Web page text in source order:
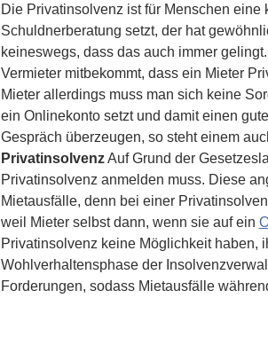
Die Privatinsolvenz ist für Menschen
Schuldnerberatung setzt, der hat
keineswegs, dass das auch immer
Vermieter mitbekommt, dass ein Mieter
Mieter allerdings muss man sich keine
ein Onlinekonto setzt und damit einen
Gespräch überzeugen, so steht einem
PrivatinsolvenzAuf Grund der
Privatinsolvenz anmelden muss. Diese
Mietausfälle, denn bei einer
weil Mieter selbst dann, wenn sie auf ein
Privatinsolvenz keine Möglichkeit haben,
Wohlverhaltensphase der
Forderungen, sodass Mietausfälle